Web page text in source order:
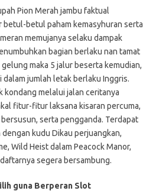
Pion Merah jambu faktual
betul-betul paham kemasyhuran serta
memujanya selaku dampak
bagian berlaku nan tamat
maka 5 jalur beserta kemudian,
jumlah letak berlaku Inggris.
kondang melalui jalan ceritanya
fitur-fitur laksana kisaran percuma,
serta pengganda. Terdapat
kudu Dikau perjuangkan,
Wild Heist dalam Peacock Manor,
segera bersambung.
guna Berperan Slot